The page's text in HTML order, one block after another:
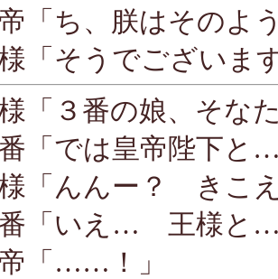
「ち、朕はその
「そうでございま
「３番の娘、そな
「では皇帝陛下と
「んんー？ きこ
番「いえ… 王様と
「……！」